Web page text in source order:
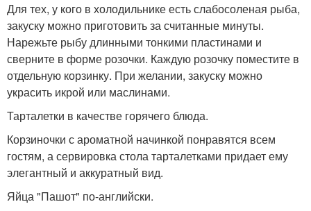
Для тех, у кого в холодильнике есть слабосоленая рыба,
закуску можно приготовить за считанные минуты.
Нарежьте рыбу длинными тонкими пластинами и
сверните в форме розочки. Каждую розочку поместите в
отдельную корзинку. При желании, закуску можно
украсить икрой или маслинами.
Тарталетки в качестве горячего блюда.
Корзиночки с ароматной начинкой понравятся всем
гостям, а сервировка стола тарталетками придает ему
элегантный и аккуратный вид.
Яйца "Пашот" по-английски.